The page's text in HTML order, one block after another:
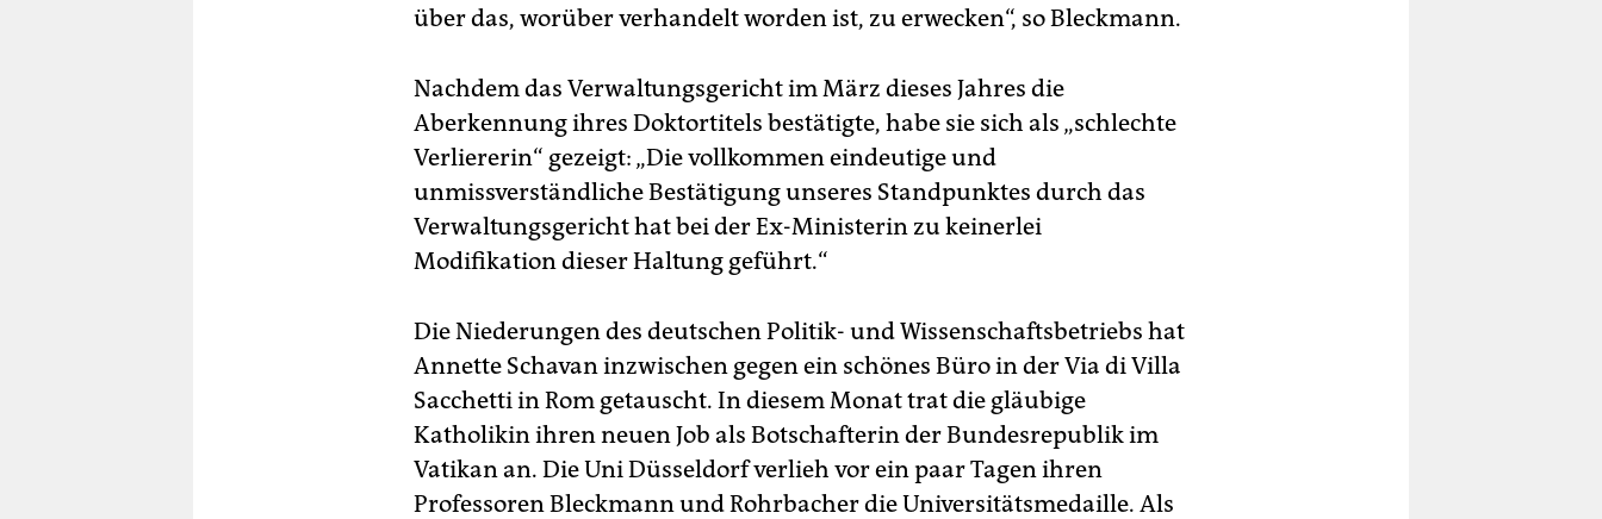
über das, worüber verhandelt worden ist, zu erwecken“, so Bleckmann.
Nachdem das Verwaltungsgericht im März dieses Jahres die
Aberkennung ihres Doktortitels bestätigte, habe sie sich als „schlechte
Verliererin“ gezeigt: „Die vollkommen eindeutige und
unmissverständliche Bestätigung unseres Standpunktes durch das
Verwaltungsgericht hat bei der Ex-Ministerin zu keinerlei
Modifikation dieser Haltung geführt.“
Die Niederungen des deutschen Politik- und Wissenschaftsbetriebs hat
Annette Schavan inzwischen gegen ein schönes Büro in der Via di Villa
Sacchetti in Rom getauscht. In diesem Monat trat die gläubige
Katholikin ihren neuen Job als Botschafterin der Bundesrepublik im
Vatikan an. Die Uni Düsseldorf verlieh vor ein paar Tagen ihren
Professoren Bleckmann und Rohrbacher die Universitätsmedaille. Als